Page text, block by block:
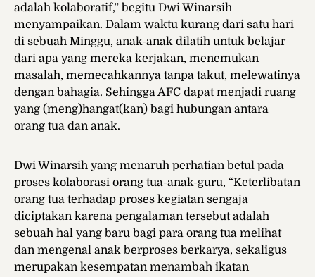
adalah kolaboratif,” begitu Dwi Winarsih
menyampaikan. Dalam waktu kurang dari satu hari
di sebuah Minggu, anak-anak dilatih untuk belajar
dari apa yang mereka kerjakan, menemukan
masalah, memecahkannya tanpa takut, melewatinya
dengan bahagia. Sehingga AFC dapat menjadi ruang
yang (meng)hangat(kan) bagi hubungan antara
orang tua dan anak.
Dwi Winarsih yang menaruh perhatian betul pada
proses kolaborasi orang tua-anak-guru, “Keterlibatan
orang tua terhadap proses kegiatan sengaja
diciptakan karena pengalaman tersebut adalah
sebuah hal yang baru bagi para orang tua melihat
dan mengenal anak berproses berkarya, sekaligus
merupakan kesempatan menambah ikatan